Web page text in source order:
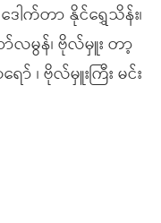
ါက်တာ နိုင်ရွှေသိန်း၊
ာ်လမွန်၊ ဗိုလ်မှူး တာ့
ော် ၊ ဗိုလ်မှူးကြီး မင်း